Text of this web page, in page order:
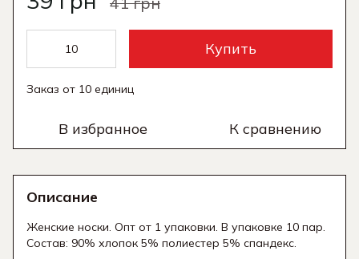
Купить
Заказ от 10 единиц
В избранное К сравнению
Описание
Женские носки. Опт от 1 упаковки. В упаковке 10 пар.
Состав: 90% хлопок 5% полиестер 5% спандекс.